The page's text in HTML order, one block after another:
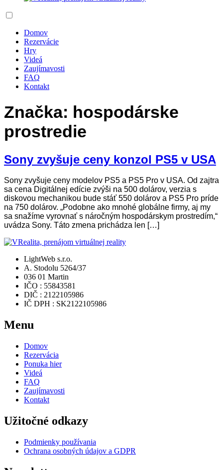
Domov
Rezervácie
Hry
Videá
Zaujímavosti
FAQ
Kontakt
Značka: hospodárske
prostredie
Sony zvyšuje ceny konzol PS5 v USA
Sony zvyšuje ceny modelov PS5 a PS5 Pro v USA. Od zajtra
sa cena Digitálnej edície zvýši na 500 dolárov, verzia s
diskovou mechanikou bude stáť 550 dolárov a PS5 Pro príde
na 750 dolárov. „Podobne ako mnohé globálne firmy, aj my
sa snažíme vyrovnať s náročným hospodárskym prostredím,“
uvádza Sony. Táto zmena prichádza len […]
LightWeb s.r.o.
A. Stodolu 5264/37
036 01 Martin
IČO : 55843581
DIČ : 2122105986
IČ DPH : SK2122105986
Menu
Domov
Rezervácia
Ponuka hier
Videá
FAQ
Zaujímavosti
Kontakt
Užitočné odkazy
Podmienky používania
Ochrana osobných údajov a GDPR